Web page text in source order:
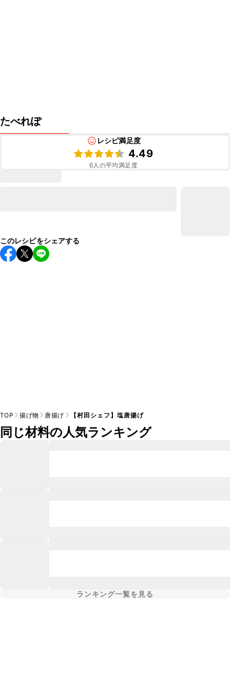
たべれぽ
レシピ満足度
4.49
6人の平均満足度
このレシピをシェアする
TOP 揚げ物 唐揚げ 【村田シェフ】塩唐揚げ
同じ材料の人気ランキング
ランキング一覧を見る